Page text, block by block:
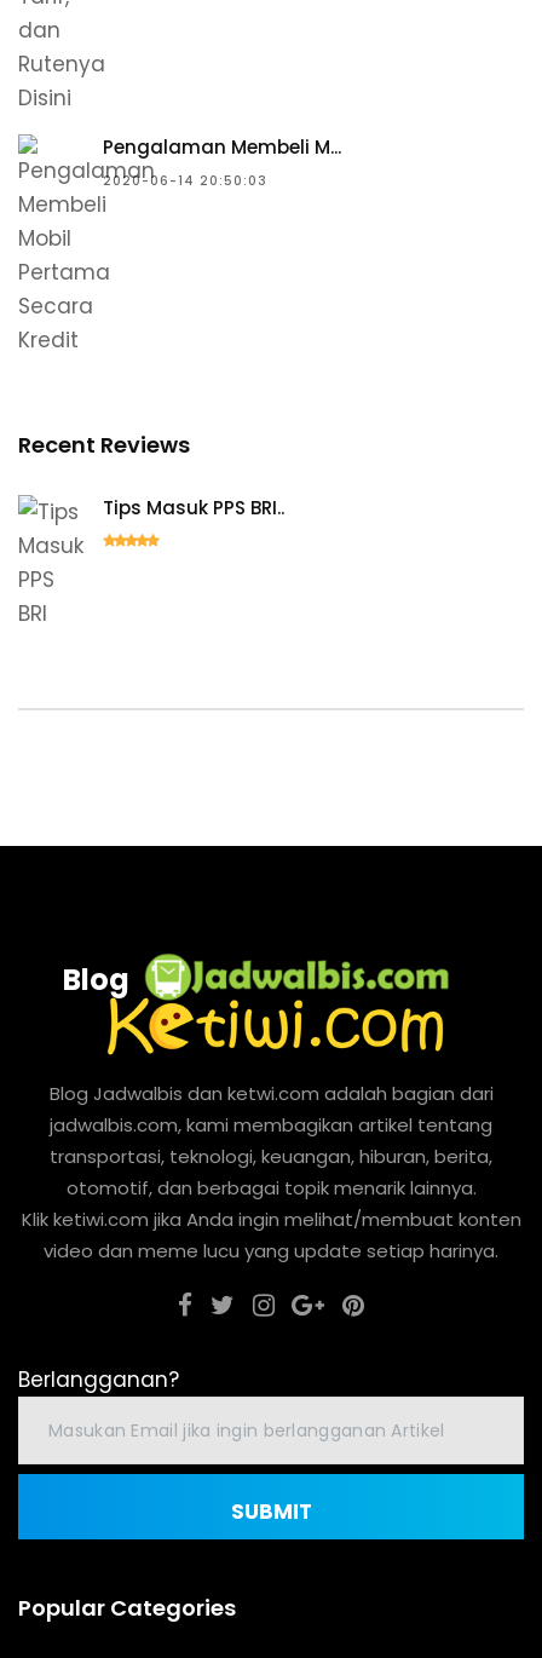
Pengalaman Membeli M...
2020-06-14 20:50:03
Recent Reviews
Tips Masuk PPS BRI..
Blog
Blog Jadwalbis dan ketwi.com adalah bagian dari
jadwalbis.com, kami membagikan artikel tentang
transportasi, teknologi, keuangan, hiburan, berita,
otomotif, dan berbagai topik menarik lainnya.
Klik ketiwi.com jika Anda ingin melihat/membuat konten
video dan meme lucu yang update setiap harinya.
Berlangganan?
SUBMIT
Popular Categories